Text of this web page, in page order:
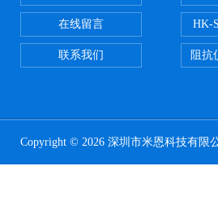
在线留言
联系我们
HK-
阻抗
Copyright © 2026 深圳市米恩科技有限